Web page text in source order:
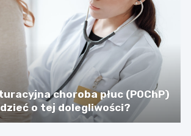
choroba płuc (POChP)
o tej dolegliwości?